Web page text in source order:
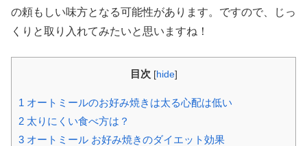
の頼もしい味方となる可能性があります。ですので、じっ
くりと取り入れてみたいと思いますね！
目次 [hide]
1 オートミールのお好み焼きは太る心配は低い
2 太りにくい食べ方は？
3 オートミール お好み焼きのダイエット効果